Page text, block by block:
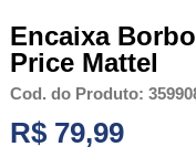
Encaixa
Price Mattel
Cod. do Produto:
R$ 79,99